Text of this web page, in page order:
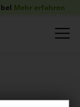
Mehr erfahren